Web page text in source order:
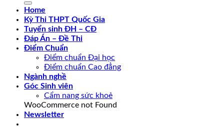
Home
Kỳ Thi THPT Quốc Gia
Tuyển sinh ĐH – CĐ
Đáp Án – Đề Thi
Điểm Chuẩn
Điểm chuẩn Đại học
Điểm chuẩn Cao đẳng
Ngành nghề
Góc Sinh viên
Cẩm nang sức khoẻ
WooCommerce not Found
Newsletter